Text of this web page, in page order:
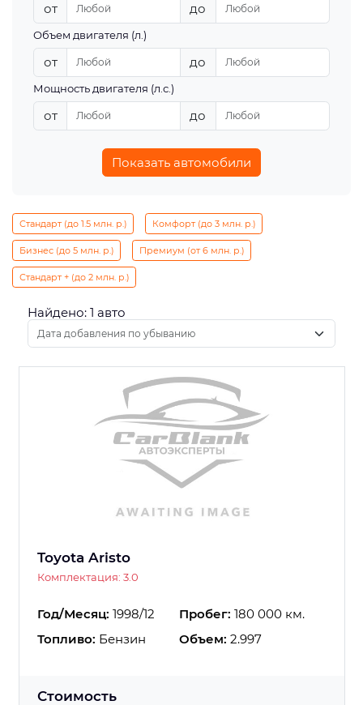
от до
Объем двигателя (л.)
от до
Мощность двигателя (л.с.)
от до
Показать автомобили
Стандарт (до 1.5 млн. р.) Комфорт (до 3 млн. р.)
Бизнес (до 5 млн. р.) Премиум (от 6 млн. р.)
Стандарт + (до 2 млн. р.)
Найдено: 1 авто
Toyota Aristo
Комплектация: 3.0
Год/Месяц: 1998/12 Пробег: 180 000 км.
Топливо: Бензин Объем: 2.997
Стоимость